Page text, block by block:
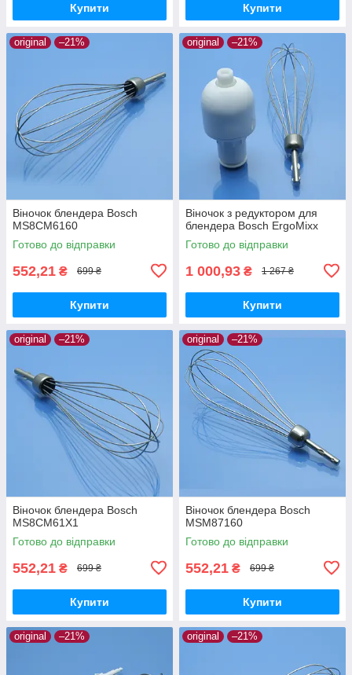
Купити Купити
original –21%
Віночок блендера Bosch
MS8CM6160
Готово до відправки
552,21 ₴ 699 ₴
Купити
original –21%
Віночок з редуктором для
блендера Bosch ErgoMixx
Готово до відправки
1 000,93 ₴ 1 267 ₴
Купити
original –21%
Віночок блендера Bosch
MS8CM61X1
Готово до відправки
552,21 ₴ 699 ₴
Купити
original –21%
Віночок блендера Bosch
MSM87160
Готово до відправки
552,21 ₴ 699 ₴
Купити
original –21% original –21%